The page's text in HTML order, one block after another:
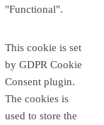
"Functional".
This cookie is set
by GDPR Cookie
Consent plugin.
The cookies is
used to store the